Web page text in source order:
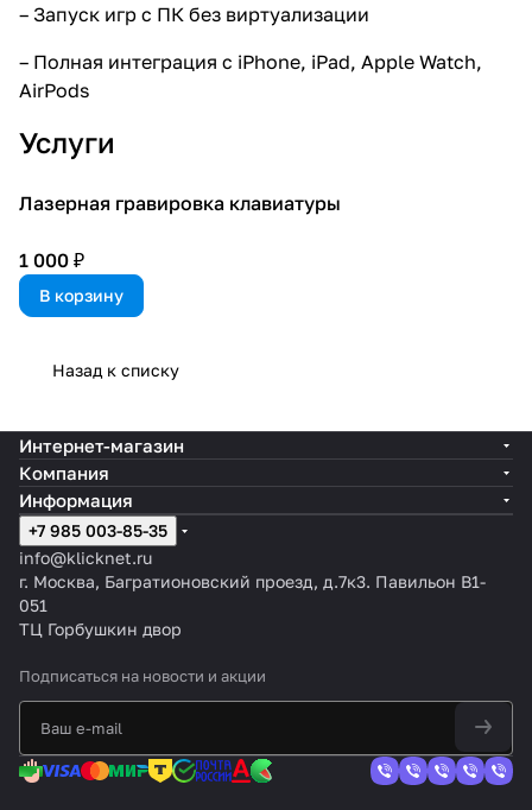
– Запуск игр с ПК без виртуализации
– Полная интеграция с iPhone, iPad, Apple Watch,
AirPods
Услуги
Лазерная гравировка клавиатуры
1 000 ₽
В корзину
Назад к списку
Интернет-магазин
Компания
Информация
+7 985 003-85-35
info@klicknet.ru
г. Москва, Багратионовский проезд, д.7к3. Павильон B1-
051
ТЦ Горбушкин двор
Подписаться на новости и акции